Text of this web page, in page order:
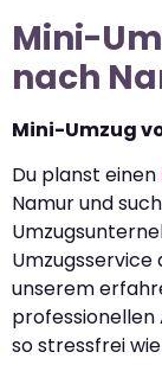
Mini-
nach
Mini-Umzug
Du planst einen
Namur und
Umzugsservice
unserem
professionellen
so stressfrei